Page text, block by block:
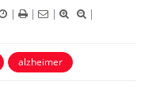
| | |
|
alzheimer